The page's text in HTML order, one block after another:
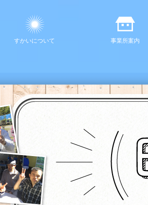
すかいについて 事業所案内